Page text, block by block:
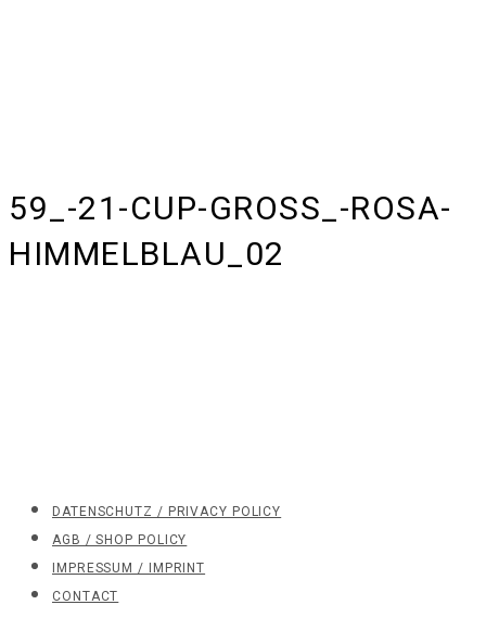
59_-21-CUP-GROSS_-ROSA-H
IMMELBLAU_02
DATENSCHUTZ / PRIVACY POLICY
AGB / SHOP POLICY
IMPRESSUM / IMPRINT
CONTACT